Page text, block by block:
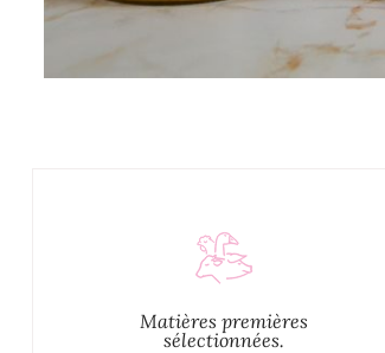
Matières premières
sélectionnées.